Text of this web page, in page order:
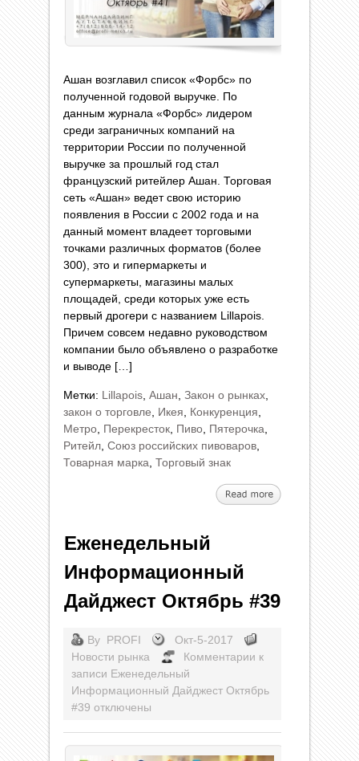
Ашан возглавил список «Форбс» по
полученной годовой выручке. По
данным журнала «Форбс» лидером
среди заграничных компаний на
территории России по полученной
выручке за прошлый год стал
французский ритейлер Ашан. Торговая
сеть «Ашан» ведет свою историю
появления в России с 2002 года и на
данный момент владеет торговыми
точками различных форматов (более
300), это и гипермаркеты и
супермаркеты, магазины малых
площадей, среди которых уже есть
первый дрогери с названием Lillapois.
Причем совсем недавно руководством
компании было объявлено о разработке
и выводе […]
Метки: Lillapois Ашан Закон о рынках
закон о торговле
Икея Конкуренция
Метро Перекресток Пиво Пятерочка
Ритейл Союз российских пивоваров
Товарная марка Торговый знак
Еженедельный
Информационный
Дайджест Октябрь #39
By PROFI
Окт-5-2017
Новости рынка
Комментарии к
записи Еженедельный
Информационный Дайджест Октябрь
#39 отключены